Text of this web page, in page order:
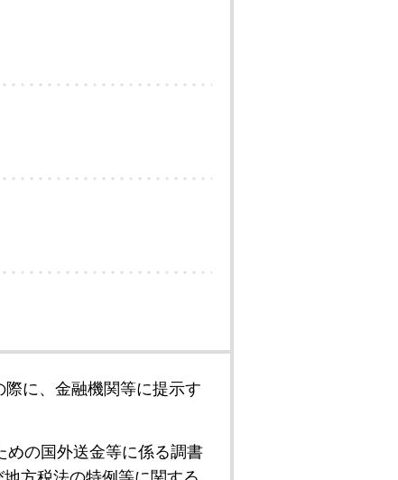
に、金融機関等に提示す
めの国外送金等に係る調書